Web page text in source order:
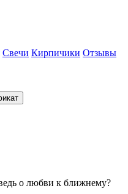
Свечи Кирпичики Отзывы
о любви к ближнему?